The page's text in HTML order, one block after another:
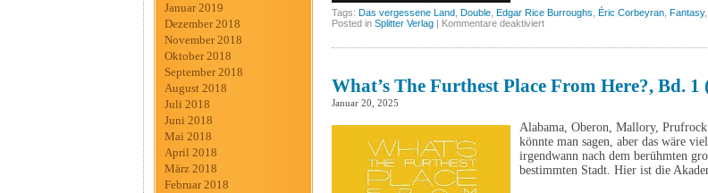
Januar 2019
Dezember 2018
November 2018
Oktober 2018
September 2018
August 2018
Juli 2018
Juni 2018
Mai 2018
April 2018
März 2018
Februar 2018
Tags: Das vergessene Land Double Edgar Rice Burroughs Éric Corbeyran Fantasy,
Posted in Splitter Verlag | Kommentare deaktiviertfür
What’s The Furthest Place From Here?, Bd. 1
Januar 20, 2025
Alabama, Oberon, Mallory,
könnte man sagen, aber das wäre
irgendwann nach dem berühmten
bestimmten Stadt. Hier ist die